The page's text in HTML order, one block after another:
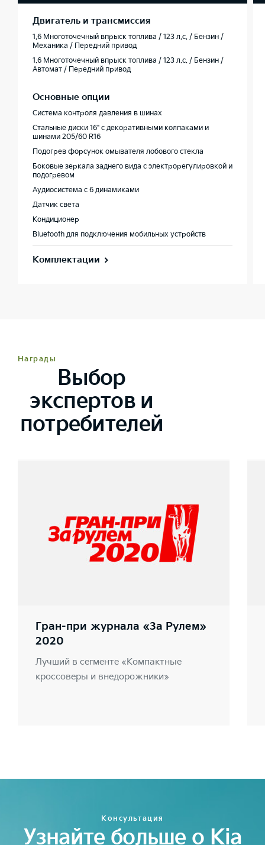
Двигатель и трансмиссия
1.6 Многоточечный впрыск топлива / 123 л.с. / Бензин /
Механика / Передний привод
1.6 Многоточечный впрыск топлива / 123 л.с. / Бензин /
Автомат / Передний привод
Основные опции
Система контроля давления в шинах
Стальные диски 16" с декоративными колпаками и
шинами 205/60 R16
Подогрев форсунок омывателя лобового стекла
Боковые зеркала заднего вида с электрорегулировкой и
подогревом
Аудиосистема с 6 динамиками
Датчик света
Кондиционер
Bluetooth для подключения мобильных устройств
Комплектации
Награды
Выбор
экспертов и
потребителей
Гран-при журнала «За Рулем»
2020
Лучший в сегменте «Компактные
кроссоверы и внедорожники»
Консультация
Узнайте больше о Kia